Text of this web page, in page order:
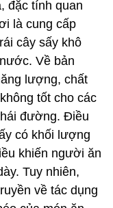
đặc tính quan
là cung cấp
cây sấy khô
Về bản
lượng, chất
tốt cho các
đường. Điều
có khối lượng
khiến người ăn
Tuy nhiên,
về tác dụng